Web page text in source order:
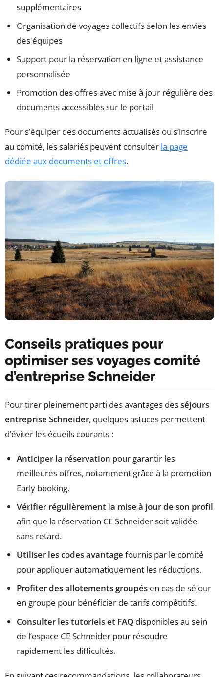
supplémentaires
Organisation de voyages collectifs selon les envies
des équipes
Support pour la réservation en ligne et assistance
personnalisée
Promotion des offres avec mise à jour régulière des
documents accessibles sur le portail
Pour s’équiper des documents actualisés ou s’inscrire
au comité, les salariés peuvent consulter la page
dédiée aux documents et offres.
Conseils pratiques pour
optimiser ses voyages comité
d’entreprise Schneider
Pour tirer pleinement parti des avantages desséjours
entreprise Schneider, quelques astuces permettent
d’éviter les écueils courants :
Anticiper la réservation pour garantir les
meilleures offres, notamment grâce à la promotion
Early booking.
Vérifier régulièrement la mise à jour de son profil
afin que la réservation CE Schneider soit validée
sans retard.
Utiliser les codes avantage fournis par le comité
pour appliquer automatiquement les réductions.
Profiter des allotements groupés en cas de séjour
en groupe pour bénéficier de tarifs compétitifs.
Consulter les tutoriels et FAQ disponibles au sein
de l’espace CE Schneider pour résoudre
rapidement les difficultés.